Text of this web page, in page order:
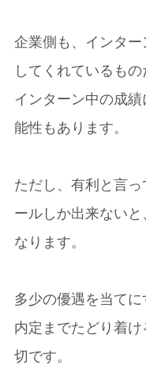
企業側も、インタ
してくれているも
インターン中の成
能性もあります。
ただし、有利と言
ールしか出来ない
なります。
多少の優遇を当て
内定までたどり着
切です。